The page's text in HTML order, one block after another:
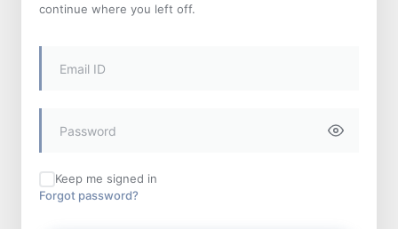
continue where you left off.
Keep me signed in
Forgot password?